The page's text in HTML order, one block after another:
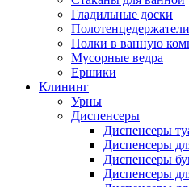
Гладильные доски
Полотенцедержатели
Полки в ванную
Мусорные ведра
Ершики
Клининг
Урны
Диспенсеры
Диспенсеры
Диспенсеры
Диспенсеры
Диспенсеры